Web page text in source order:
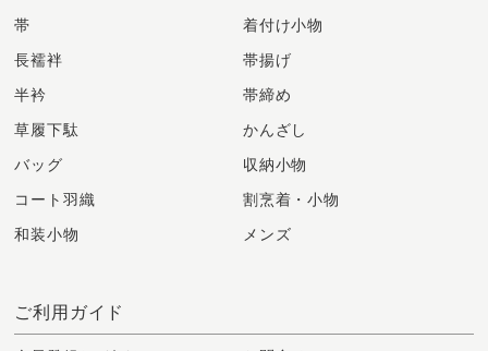
帯
長襦袢
半衿
草履下駄
バッグ
コート羽織
和装小物
着付け小物
帯揚げ
帯締め
かんざし
収納小物
割烹着・小物
メンズ
ご利用ガイド